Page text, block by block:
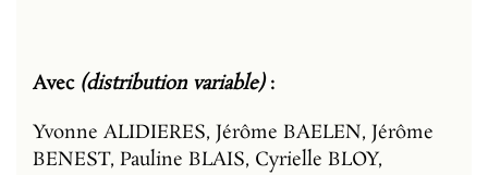
Avec (distribution variable):
Yvonne ALIDIERES, Jérôme BAELEN, Jérôme
BENEST, Pauline BLAIS, Cyrielle BLOY,